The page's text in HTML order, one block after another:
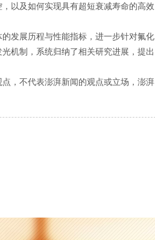
以及如何实现具有超短衰减寿命的高效
发展历程与性能指标，进一步针对氟化
机制，系统归纳了相关研究进展，提出
，不代表澎湃新闻的观点或立场，澎湃